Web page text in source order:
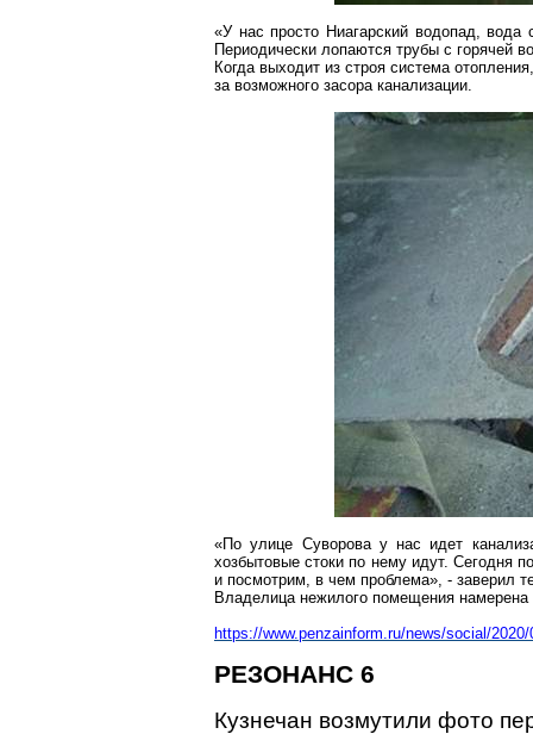
«У нас просто Ниагарский водопад,
Периодически лопаются трубы с горячей
Когда выходит из строя система
за возможного засора канализации.
«По улице Суворова у нас идет
хозбытовые стоки по нему идут. Сегодня
и посмотрим, в чем проблема», - заверил
Владелица нежилого помещения
https://www.penzainform.ru/news/social/
РЕЗОНАНС 6
Кузнечан возмутили фото